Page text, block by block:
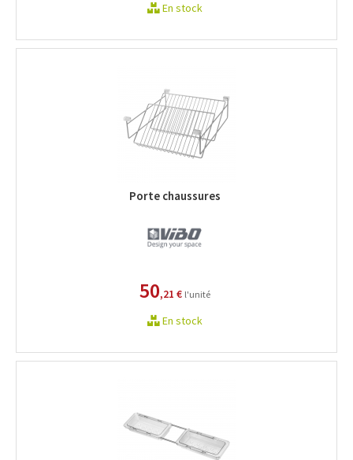
En stock
Porte chaussures
50,21 € l'unité
En stock